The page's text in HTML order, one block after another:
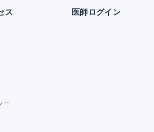
ス 医師ログイン
ー